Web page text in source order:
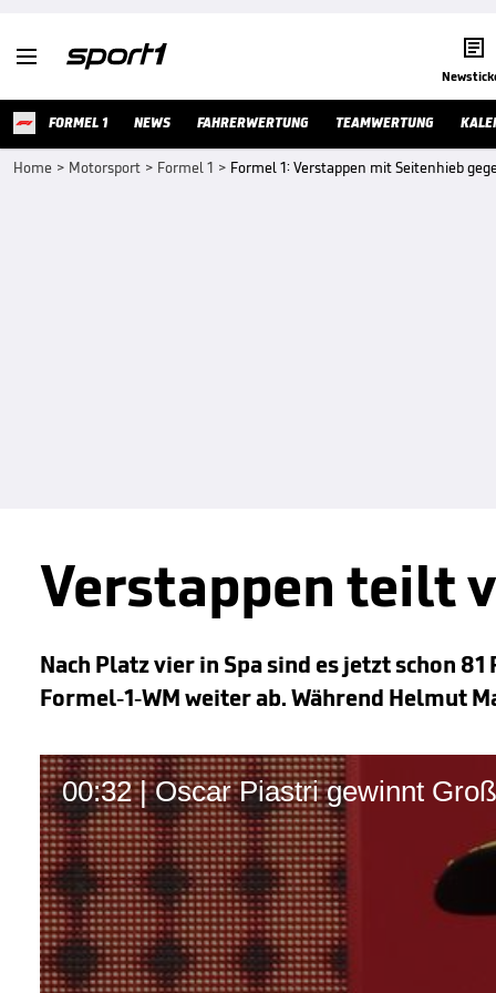
 
FORMEL 1 NEWS FAHRERWERTUNG TEAMWERTUNG
Home > Motorsport > Formel 1 > Formel 1: Verstappen mit Seitenhieb
Verstappen teilt
Nach Platz vier in Spa sind es jetzt schon
Formel-1-WM weiter ab. Während Helmut
00:32 | Oscar Piastri gewinnt